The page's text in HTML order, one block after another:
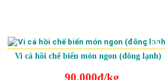
Vi cá hồi chế biến món ngon (đông lạnh)
-14%